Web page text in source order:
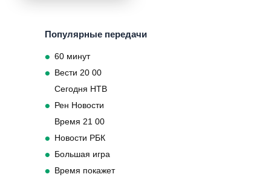
Популярные передачи
60 минут
Вести 20 00
Сегодня НТВ
Рен Новости
Время 21 00
Новости РБК
Большая игра
Время покажет